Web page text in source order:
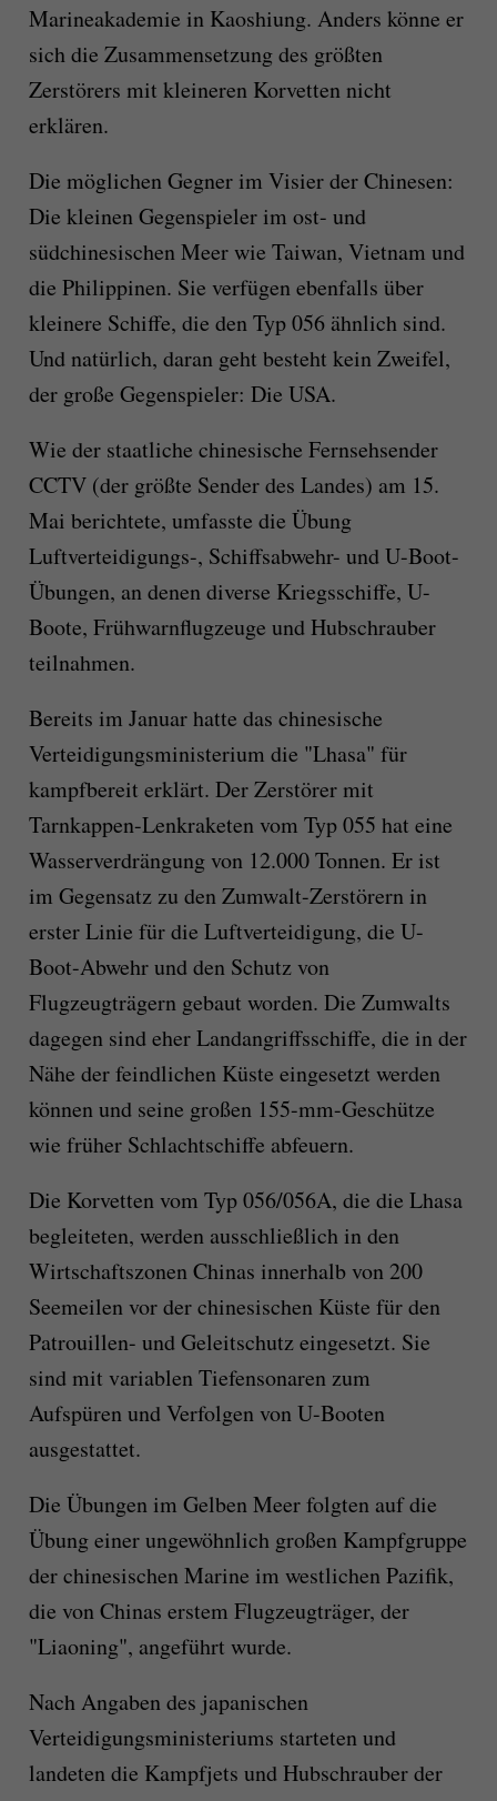
Marineakademie in Kaoshiung. Anders könne er
sich die Zusammensetzung des größten
Zerstörers mit kleineren Korvetten nicht
erklären.
Die möglichen Gegner im Visier der Chinesen:
Die kleinen Gegenspieler im ost- und
südchinesischen Meer wie Taiwan, Vietnam und
die Philippinen. Sie verfügen ebenfalls über
kleinere Schiffe, die den Typ 056 ähnlich sind.
Und natürlich, daran geht besteht kein Zweifel,
der große Gegenspieler: Die USA.
Wie der staatliche chinesische Fernsehsender
CCTV (der größte Sender des Landes) am 15.
Mai berichtete, umfasste die Übung
Luftverteidigungs-, Schiffsabwehr- und U-Boot-
Übungen, an denen diverse Kriegsschiffe, U-
Boote, Frühwarnflugzeuge und Hubschrauber
teilnahmen.
Bereits im Januar hatte das chinesische
Verteidigungsministerium die "Lhasa" für
kampfbereit erklärt. Der Zerstörer mit
Tarnkappen-Lenkraketen vom Typ 055 hat eine
Wasserverdrängung von 12.000 Tonnen. Er ist
im Gegensatz zu den Zumwalt-Zerstörern in
erster Linie für die Luftverteidigung, die U-
Boot-Abwehr und den Schutz von
Flugzeugträgern gebaut worden. Die Zumwalts
dagegen sind eher Landangriffsschiffe, die in der
Nähe der feindlichen Küste eingesetzt werden
können und seine großen 155-mm-Geschütze
wie früher Schlachtschiffe abfeuern.
Die Korvetten vom Typ 056/056A, die die Lhasa
begleiteten, werden ausschließlich in den
Wirtschaftszonen Chinas innerhalb von 200
Seemeilen vor der chinesischen Küste für den
Patrouillen- und Geleitschutz eingesetzt. Sie
sind mit variablen Tiefensonaren zum
Aufspüren und Verfolgen von U-Booten
ausgestattet.
Die Übungen im Gelben Meer folgten auf die
Übung einer ungewöhnlich großen Kampfgruppe
der chinesischen Marine im westlichen Pazifik,
die von Chinas erstem Flugzeugträger, der
"Liaoning", angeführt wurde.
Nach Angaben des japanischen
Verteidigungsministeriums starteten und
landeten die Kampfjets und Hubschrauber der